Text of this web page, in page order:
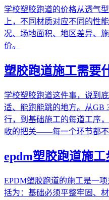
学校塑胶跑道的价格从透气
上，不同材质对应不同的性
况、场地面积、地区差异、
价。
塑胶跑道施工需要
学校塑胶跑道这件事，说到
适、能跑能跳的地方。从GB
行，到基础施工的每道工序
收的把关——每一个环节都不
epdm塑胶跑道施
EPDM塑胶跑道的施工是一
括为：基础必须平整牢固、